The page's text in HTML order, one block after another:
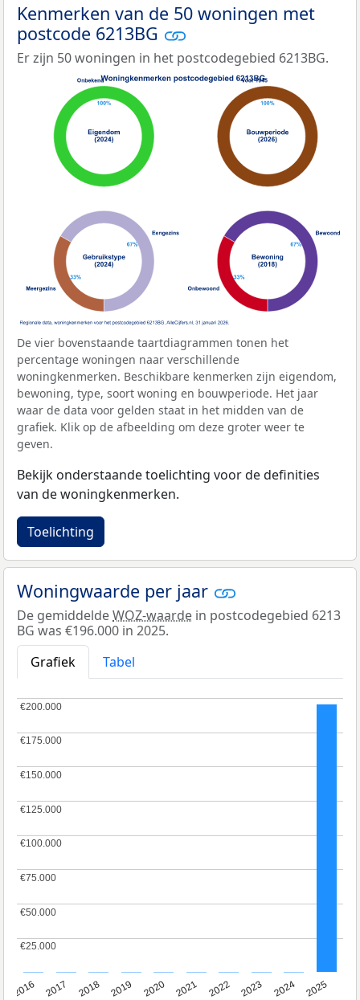
Kenmerken van de 50 woningen met
postcode 6213BG
Er zijn 50 woningen in het postcodegebied 6213BG.
De vier bovenstaande taartdiagrammen tonen het
percentage woningen naar verschillende
woningkenmerken. Beschikbare kenmerken zijn eigendom,
bewoning, type, soort woning en bouwperiode. Het jaar
waar de data voor gelden staat in het midden van de
grafiek. Klik op de afbeelding om deze groter weer te
geven.
Bekijk onderstaande toelichting voor de definities
van de woningkenmerken.
Toelichting
Woningwaarde per jaar
De gemiddeldeWOZ-waarde in postcodegebied 6213
BG was €196.000 in 2025.
Grafiek
Tabel
2016 2017 2018 2019 2020 2021 2022 2023 2024 2025
€25.000
€25.000
€50.000
€50.000
€75.000
€75.000
€100.000
€100.000
€125.000
€125.000
€150.000
€150.000
€175.000
€175.000
€200.000
€200.000